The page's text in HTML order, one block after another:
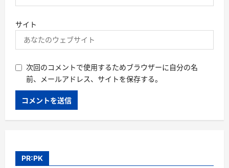
サイト
次回のコメントで使用するためブラウザーに自分の名
前、メールアドレス、サイトを保存する。
PR:PK